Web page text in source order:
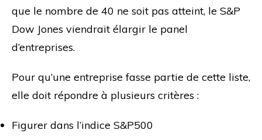
que le nombre de 40 ne soit pas atteint, le S&P
Dow Jones viendrait élargir le panel
d’entreprises.
Pour qu’une entreprise fasse partie de cette liste,
elle doit répondre à plusieurs critères :
Figurer dans l’indice S&P500